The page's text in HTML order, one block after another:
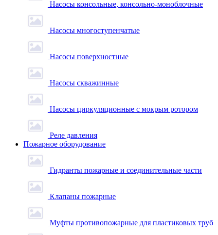
Насосы консольные, консольно-моноблочные
Насосы многоступенчатые
Насосы поверхностные
Насосы скважинные
Насосы циркуляционные с мокрым ротором
Реле давления
Пожарное оборудование
Гидранты пожарные и соединительные части
Клапаны пожарные
Муфты противопожарные для пластиковых труб